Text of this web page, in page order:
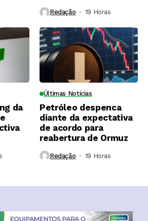
Redação 19 Horas ⁮
da
Últimas Notícias
Petróleo despenca
diante da expectativa
de acordo para
reabertura de Ormuz
Redação 19 Horas ⁮